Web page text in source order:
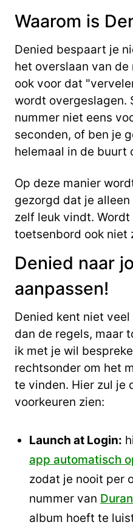
Waarom is
Denied bespaart je
het overslaan van
ook voor dat
wordt overgeslagen.
nummer niet eens
seconden, of ben je
helemaal in de buurt
Op deze manier
gezorgd dat je
zelf leuk vindt.
toetsenbord ook niet
Denied naar
aanpassen!
Denied kent niet
dan de regels, maar
ik met je wil
rechtsonder om het
te vinden. Hier zul je
voorkeuren zien:
Launch at Login:
app automatisch
zodat je nooit per
nummer van
album hoeft te